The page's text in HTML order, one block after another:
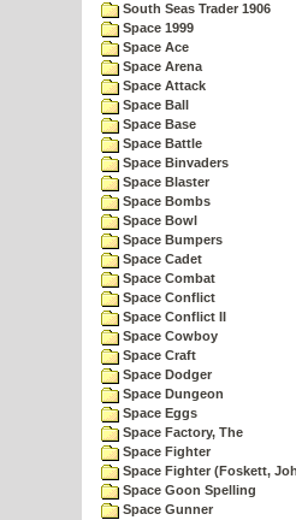
South Seas Trader 1906
Space 1999
Space Ace
Space Arena
Space Attack
Space Ball
Space Base
Space Battle
Space Binvaders
Space Blaster
Space Bombs
Space Bowl
Space Bumpers
Space Cadet
Space Combat
Space Conflict
Space Conflict II
Space Cowboy
Space Craft
Space Dodger
Space Dungeon
Space Eggs
Space Factory, The
Space Fighter
Space Fighter (Foskett,
Space Goon Spelling
Space Gunner